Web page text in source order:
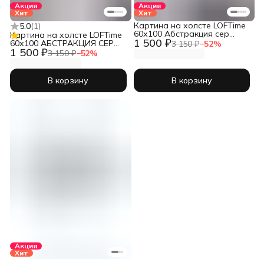
Акция
Хит
5.0(1)
1 500 ₽3 150 ₽−52%
Картина на холсте LOFTime
60х100 АБСТРАКЦИЯ СЕР
ЗОЛ 5 КБ-537-60100
В корзину
Акция
Хит
1 500 ₽3 150 ₽−52%
Картина на холсте LOFTime
60х100 Абстракция сер
желт 19 КБ-1095-60100
В корзину
Акция
Хит